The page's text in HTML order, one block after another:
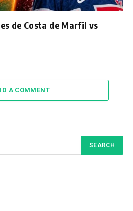
de Costa de Marfil vs
A COMMENT